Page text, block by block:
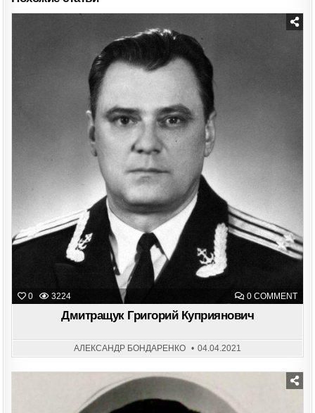
0 3224 0 COMMENTON
Дмитращук Григорий Куприянович
АЛЕКСАНДР БОНДАРЕНКО 04.04.2021
Posted